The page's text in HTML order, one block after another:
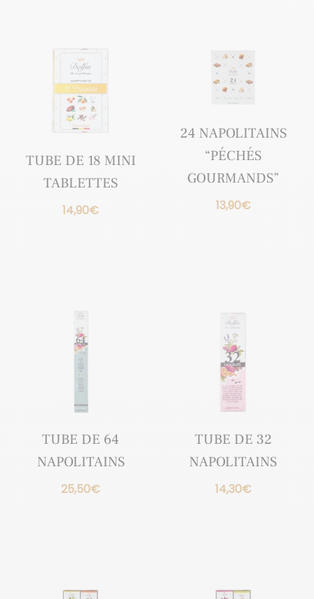
TUBE DE 18 MINI
TABLETTES
14,90€
24 NAPOLITAINS
“PÉCHÉS
GOURMANDS”
13,90€
TUBE DE 64
NAPOLITAINS
25,50€
TUBE DE 32
NAPOLITAINS
14,30€